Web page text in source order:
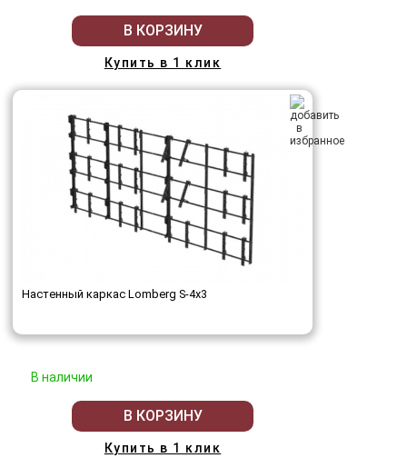
В КОРЗИНУ
Купить в 1 клик
Настенный каркас Lomberg S-4х3
В наличии
В КОРЗИНУ
Купить в 1 клик